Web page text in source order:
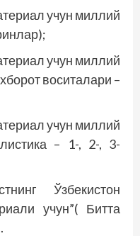
учун миллий
учун миллий
воситалари –
учун миллий
– 1-, 2-, 3-
Ўзбекистон
учун”( Битта